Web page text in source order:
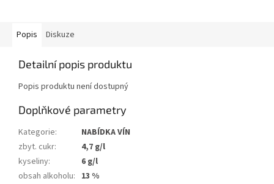
Popis Diskuze
Detailní popis produktu
Popis produktu není dostupný
Doplňkové parametry
Kategorie:
NABÍDKA VÍN
zbyt. cukr:
4,7 g/l
kyseliny:
6 g/l
obsah alkoholu: 13 %